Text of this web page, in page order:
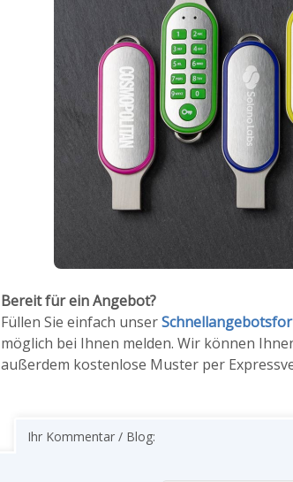
Bereit für ein Angebot?
Füllen Sie einfach unser
möglich bei Ihnen melden. Wir können
außerdem kostenlose Muster per
Ihr Kommentar / Blog: